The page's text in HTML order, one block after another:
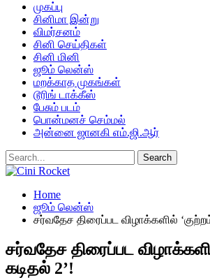
முகப்பு
சினிமா இன்று
விமர்சனம்
சினி செய்திகள்
சினி மினி
ஜூம் லென்ஸ்
மறக்காத முகங்கள்
டூரிங் டாக்கீஸ்
பேசும் படம்
பொன்மனச் செம்மல்
அன்னை ஜானகி எம்.ஜி.ஆர்
Home
ஜூம் லென்ஸ்
சர்வதேச திரைப்பட விழாக்களில்
சர்வதேச திரைப்பட
கடிதல் 2’!